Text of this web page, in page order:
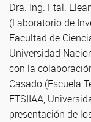
Dra. Ing. Ftal.
(Laboratorio de
Facultad de
Universidad
con la
Casado (Escuela
ETSIIAA,
presentación de